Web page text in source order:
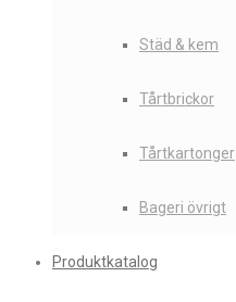
Städ & kem
Tårtbrickor
Tårtkartonger
Bageri övrigt
Produktkatalog